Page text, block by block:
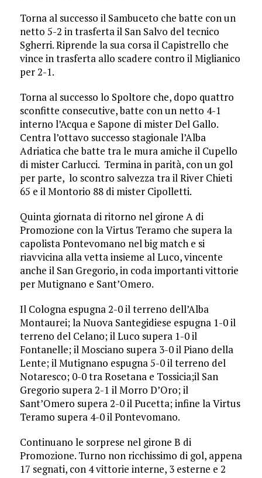
Torna al successo il Sambuceto che batte con un
netto 5-2 in trasferta il San Salvo del tecnico
Sgherri. Riprende la sua corsa il Capistrello che
vince in trasferta allo scadere contro il Miglianico
per 2-1.
Torna al successo lo Spoltore che, dopo quattro
sconfitte consecutive, batte con un netto 4-1
interno l’Acqua e Sapone di mister Del Gallo.
Centra l’ottavo successo stagionale l’Alba
Adriatica che batte tra le mura amiche il Cupello
di mister Carlucci. Termina in parità, con un gol
per parte, lo scontro salvezza tra il River Chieti
65 e il Montorio 88 di mister Cipolletti.
Quinta giornata di ritorno nel girone A di
Promozione con la Virtus Teramo che supera la
capolista Pontevomano nel big match e si
riavvicina alla vetta insieme al Luco, vincente
anche il San Gregorio, in coda importanti vittorie
per Mutignano e Sant’Omero.
Il Cologna espugna 2-0 il terreno dell’Alba
Montaurei; la Nuova Santegidiese espugna 1-0 il
terreno del Celano; il Luco supera 1-0 il
Fontanelle; il Mosciano supera 3-0 il Piano della
Lente; il Mutignano espugna 5-0 il terreno del
Notaresco; 0-0 tra Rosetana e Tossicia;il San
Gregorio supera 2-1 il Morro D’Oro; il
Sant’Omero supera 2-0 il Pucetta; infine la Virtus
Teramo supera 4-0 il Pontevomano.
Continuano le sorprese nel girone B di
Promozione. Turno non ricchissimo di gol, appena
17 segnati, con 4 vittorie interne, 3 esterne e 2